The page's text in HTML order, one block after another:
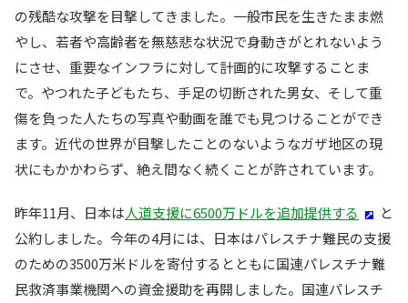
の残酷な攻撃を目撃してきました。一般市民を生きたまま燃
やし、若者や高齢者を無慈悲な状況で身動きがとれないよう
にさせ、重要なインフラに対して計画的に攻撃することま
で。やつれた子どもたち、手足の切断された男女、そして重
傷を負った人たちの写真や動画を誰でも見つけることができ
ます。近代の世界が目撃したことのないようなガザ地区の現
状にもかかわらず、絶え間なく続くことが許されています。
昨年11月、日本は人道支援に6500万ドルを追加提供する
と
公約しました。今年の4月には、日本はパレスチナ難民の支援
のための3500万米ドルを寄付するとともに国連パレスチナ難
民救済事業機関への資金援助を再開しました。国連パレスチ